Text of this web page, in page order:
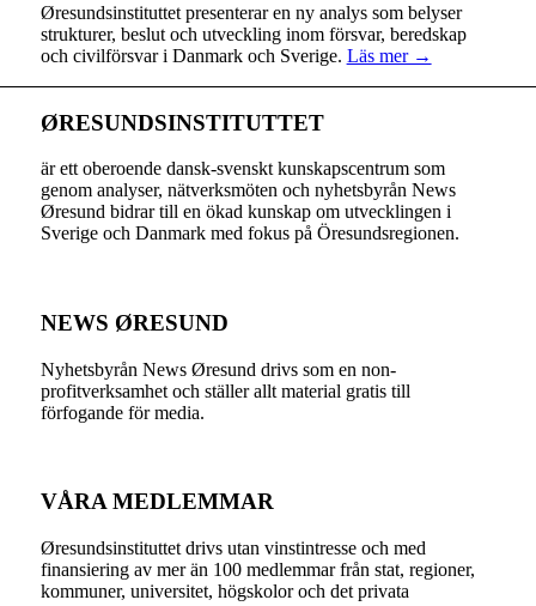
Øresundsinstituttet presenterar en ny analys som belyser
strukturer, beslut och utveckling inom försvar, beredskap
och civilförsvar i Danmark och Sverige. Läs mer →
ØRESUNDSINSTITUTTET
är ett oberoende dansk-svenskt kunskapscentrum som
genom analyser, nätverksmöten och nyhetsbyrån News
Øresund bidrar till en ökad kunskap om utvecklingen i
Sverige och Danmark med fokus på Öresundsregionen.
NEWS ØRESUND
Nyhetsbyrån News Øresund drivs som en non-
profitverksamhet och ställer allt material gratis till
förfogande för media.
VÅRA MEDLEMMAR
Øresundsinstituttet drivs utan vinst­intresse och med
finansiering av mer än 100 medlemmar från stat, regioner,
kommuner, universitet, högskolor och det privata